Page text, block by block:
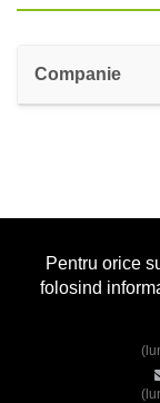
Companie
Pentru orice
folosind